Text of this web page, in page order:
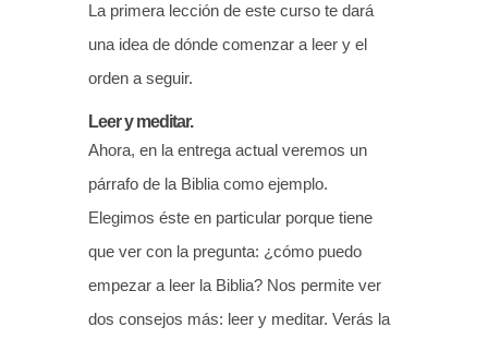
La primera lección de este curso te dará
una idea de dónde comenzar a leer y el
orden a seguir.
Leer y meditar.
Ahora, en la entrega actual veremos un
párrafo de la Biblia como ejemplo.
Elegimos éste en particular porque tiene
que ver con la pregunta: ¿cómo puedo
empezar a leer la Biblia? Nos permite ver
dos consejos más: leer y meditar. Verás la